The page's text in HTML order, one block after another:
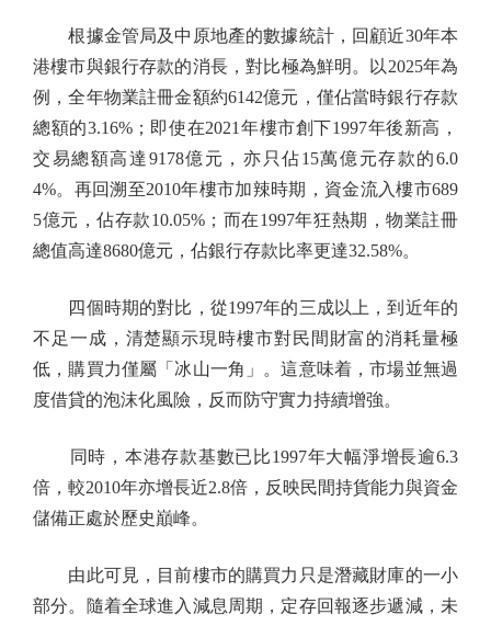
根據金管局及中原地產的數據統計，回顧近30年本
港樓市與銀行存款的消長，對比極為鮮明。以2025年為
例，全年物業註冊金額約6142億元，僅佔當時銀行存款
總額的3.16%；即使在2021年樓市創下1997年後新高，
交易總額高達9178億元，亦只佔15萬億元存款的6.0
4%。再回溯至2010年樓市加辣時期，資金流入樓市689
5億元，佔存款10.05%；而在1997年狂熱期，物業註冊
總值高達8680億元，佔銀行存款比率更達32.58%。
四個時期的對比，從1997年的三成以上，到近年的
不足一成，清楚顯示現時樓市對民間財富的消耗量極
低，購買力僅屬「冰山一角」。這意味着，市場並無過
度借貸的泡沫化風險，反而防守實力持續增強。
同時，本港存款基數已比1997年大幅淨增長逾6.3
倍，較2010年亦增長近2.8倍，反映民間持貨能力與資金
儲備正處於歷史巔峰。
由此可見，目前樓市的購買力只是潛藏財庫的一小
部分。隨着全球進入減息周期，定存回報逐步遞減，未